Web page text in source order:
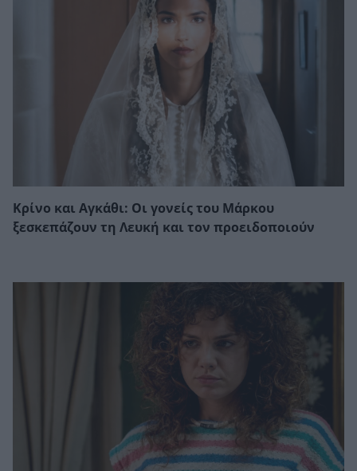
Κρίνο και Αγκάθι: Οι γονείς του Μάρκου
ξεσκεπάζουν τη Λευκή και τον προειδοποιούν